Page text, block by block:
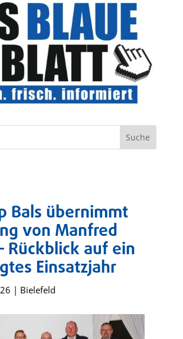
Bals übernimmt
von Manfred
Rückblick auf ein
Einsatzjahr
| Bielefeld